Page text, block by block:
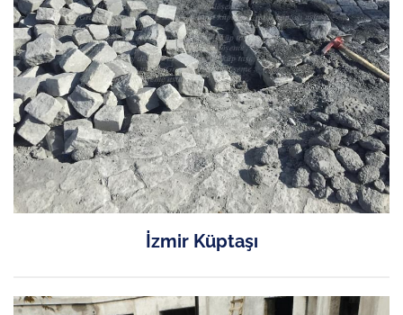
İzmir Küptaşı